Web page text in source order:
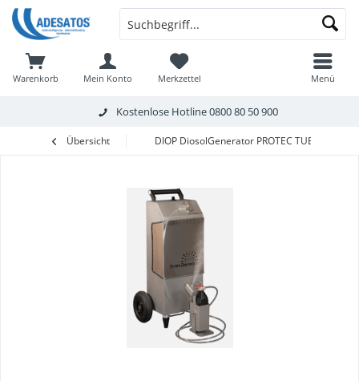
Kostenlose Hotline0800 80 50 900
Warenkorb Merkzettel
Mein Konto Menü
Übersicht DIOP DiosolGenerator PROTEC TUBE +